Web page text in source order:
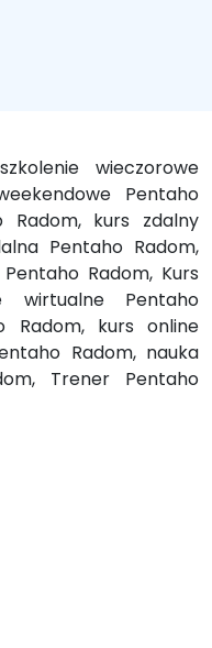
wieczorowe
Pentaho
kurs zdalny
Pentaho Radom,
Radom, Kurs
wirtualne Pentaho
Radom, kurs online
Radom, nauka
Trener Pentaho